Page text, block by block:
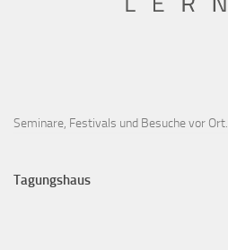
Seminare, Festivals und Besuche vor Ort.
Tagungshaus